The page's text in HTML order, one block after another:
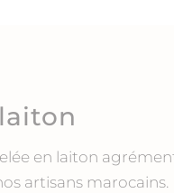
en laiton
artisans marocains.